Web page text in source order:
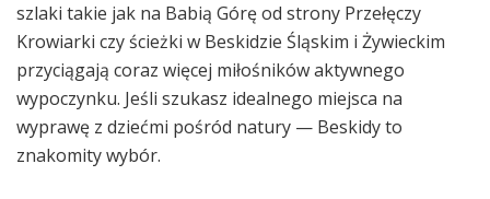
szlaki takie jak na Babią Górę od strony Przełęczy
Krowiarki czy ścieżki w Beskidzie Śląskim i Żywieckim
przyciągają coraz więcej miłośników aktywnego
wypoczynku. Jeśli szukasz idealnego miejsca na
wyprawę z dziećmi pośród natury — Beskidy to
znakomity wybór.